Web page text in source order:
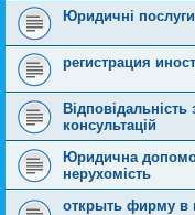
Юридичні послуги
регистрация
консультацій
Юридична
нерухомість
открыть фирму в